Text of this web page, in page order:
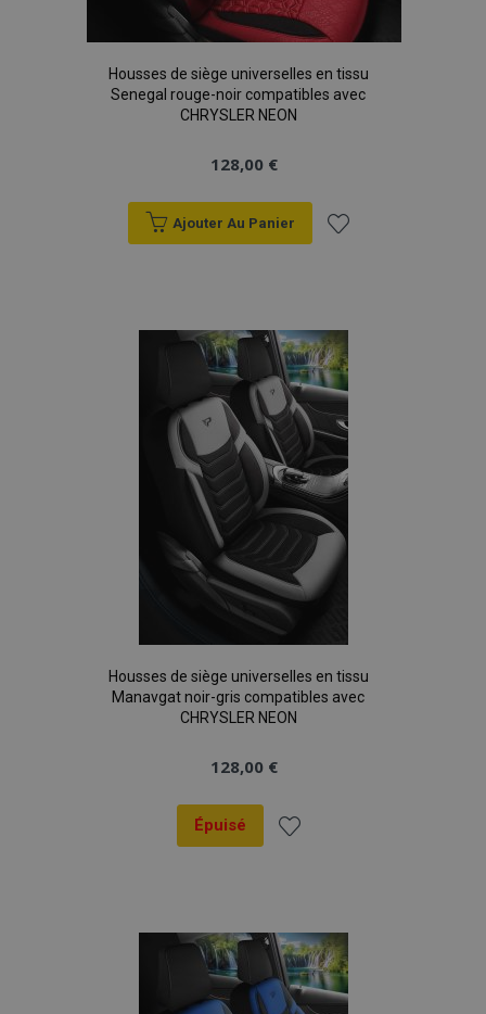
Housses de siège universelles en tissu
Senegal rouge-noir compatibles avec
CHRYSLER NEON
128,00 €
Ajouter Au Panier
liste
d'achats
Housses de siège universelles en tissu
Manavgat noir-gris compatibles avec
CHRYSLER NEON
128,00 €
Épuisé
liste
d'achats